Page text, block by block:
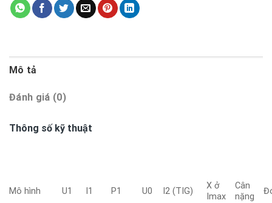
Mô tả
Đánh giá (0)
Thông số kỹ thuật
Mô hình U1 I1 P1 U0 I2 (TIG)
X ở
Imax
Cân
nặng